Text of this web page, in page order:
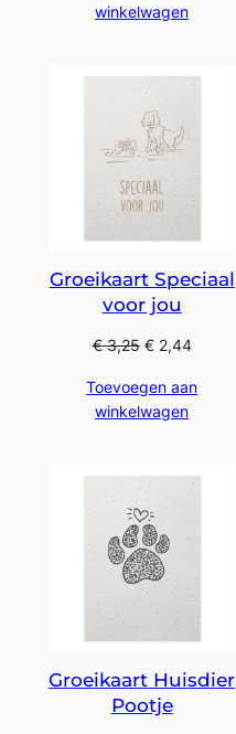
winkelwagen
Groeikaart Speciaal
voor jou
€3,25 €2,44
Toevoegen aan
winkelwagen
Groeikaart Huisdier
Pootje